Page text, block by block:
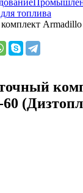
топлива